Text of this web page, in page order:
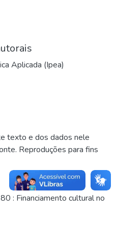
Aplicada (Ipea)
texto e dos dados nele
Reproduções para fins
: Financiamento cultural no